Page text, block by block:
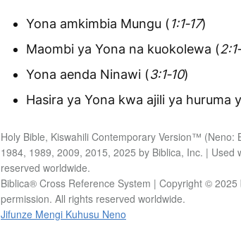
Yona amkimbia Mungu (1:1‑17)
Maombi ya Yona na kuokolewa (
Yona aenda Ninawi (3:1‑10)
Hasira ya Yona kwa ajili ya huruma
Holy Bible, Kiswahili Contemporary Version™
1984, 1989, 2009, 2015, 2025 by Biblica, Inc. | Used
reserved worldwide.
Biblica® Cross Reference System | Copyright ©
permission. All rights reserved worldwide.
Jifunze Mengi Kuhusu Neno